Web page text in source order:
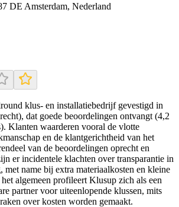
DE Amsterdam, Nederland
klus- en installatiebedrijf gevestigd in
dat goede beoordelingen ontvangt (4,2
Klanten waarderen vooral de vlotte
en de klantgerichtheid van het
van de beoordelingen oprecht en
er incidentele klachten over transparantie in
met name bij extra materiaalkosten en kleine
algemeen profileert Klusup zich als een
partner voor uiteenlopende klussen, mits
over kosten worden gemaakt.